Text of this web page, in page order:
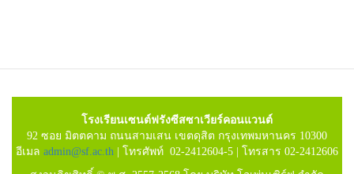
โรงเรียนเซนต์ฟรังซีสซาเวียร์คอนแวนต์
92 ซอย มิตตคาม ถนนสามเสน เขตดุสิต กรุงเทพมหานคร 10300
อีเมล admin@sf.ac.th | โทรศัพท์ 02-2412604-5 | โทรสาร 02-2412606